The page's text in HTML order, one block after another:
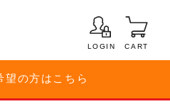
LOGIN CART
望の方はこちら